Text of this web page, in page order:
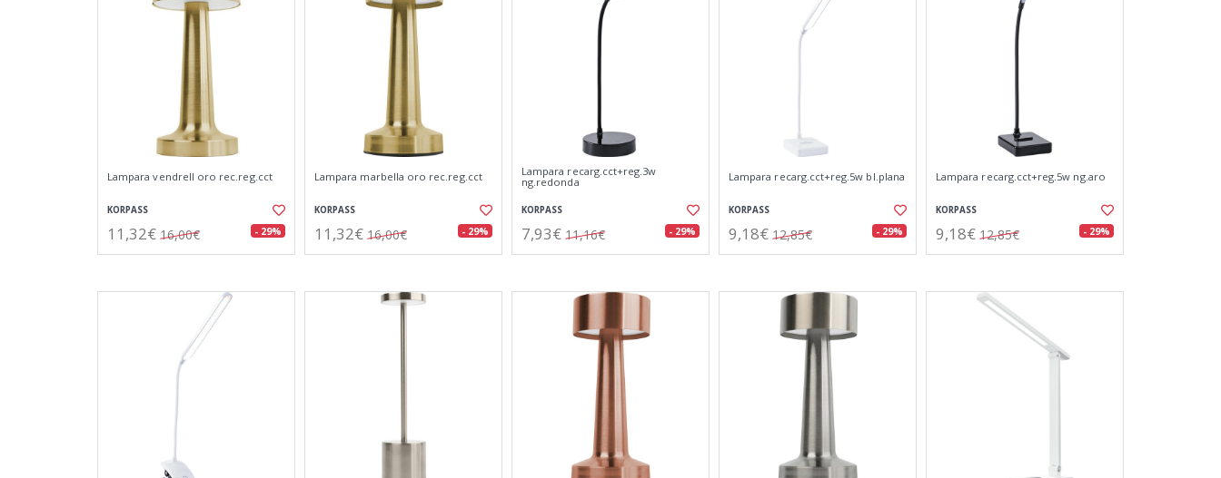
Lampara vendrell oro rec.reg.cct
KORPASS
11,32€ 16,00€ - 29%
Lampara marbella oro rec.reg.cct
KORPASS
11,32€ 16,00€ - 29%
Lampara recarg.cct+reg.3w
ng.redonda
KORPASS
7,93€ 11,16€ - 29%
Lampara recarg.cct+reg.5w bl.plana
KORPASS
9,18€ 12,85€ - 29%
Lampara recarg.cct+reg.5w ng.aro
KORPASS
9,18€ 12,85€ - 29%